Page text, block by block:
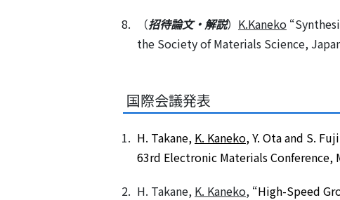
（招待論文・解説） K.Kaneko
the Society of Materials Science,
国際会議発表
H. Takane, K. Kaneko, Y. Ota and S.
63rd Electronic Materials Conference,
H. Takane, K. Kaneko, “High-Speed